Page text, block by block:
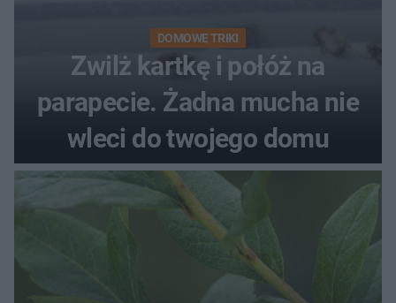
DOMOWE TRIKI
Zwilż kartkę i połóż na
parapecie. Żadna mucha nie
wleci do twojego domu